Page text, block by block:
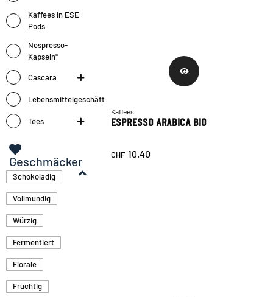
Kaffees in ESE
Pods
Nespresso-
Kapseln*
Cascara
Lebensmittelgeschäft
Tees
Geschmäcker
Schokoladig
Vollmundig
Würzig
Fermentiert
Florale
Fruchtig
Kaffees
Espresso Arabica Bio
CHF 10.40